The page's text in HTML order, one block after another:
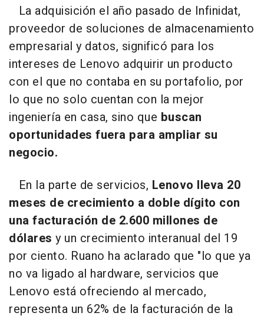
La adquisición el año pasado de Infinidat,
proveedor de soluciones de almacenamiento
empresarial y datos, significó para los
intereses de Lenovo adquirir un producto
con el que no contaba en su portafolio, por
lo que no solo cuentan con la mejor
ingeniería en casa, sino que buscan
oportunidades fuera para ampliar su
negocio.
En la parte de servicios, Lenovo lleva 20
meses de crecimiento a doble dígito con
una facturación de 2.600 millones de
dólares y un crecimiento interanual del 19
por ciento. Ruano ha aclarado que "lo que ya
no va ligado al hardware, servicios que
Lenovo está ofreciendo al mercado,
representa un 62% de la facturación de la